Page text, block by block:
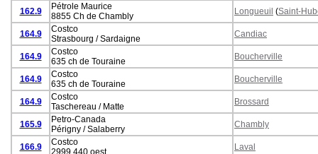
162.9
Pétrole Maurice
8855 Ch de Chambly
Longueuil (Saint-
164.9
Costco
Strasbourg / Sardaigne
Candiac
164.9
Costco
635 ch de Touraine
Boucherville
164.9
Costco
635 ch de Touraine
Boucherville
164.9
Costco
Taschereau / Matte
Brossard
165.9
Petro-Canada
Périgny / Salaberry
Chambly
166.9
Costco
2999 440 oest
Laval